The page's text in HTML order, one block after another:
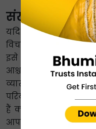
संख्या 3
यदि आपकी तर्कसंगत
विचारों को एक अनूठे
इसे तर्कहीन मानें या
आश्चर्यजनक रूप से,
व्याख्याओं से लोग
परियोजना पर आपके
हैं क्योंकि यह अलग है
आपको किसी भी लाभ